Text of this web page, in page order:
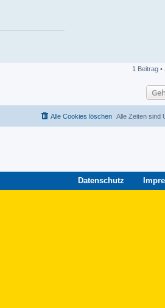
1 Beitrag •
Alle Zeiten sind
Alle Cookies löschen
Datenschutz